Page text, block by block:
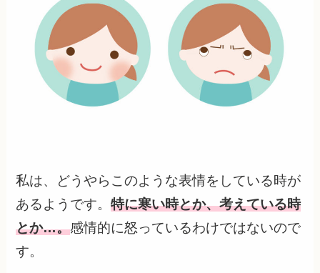
私は、どうやらこのような表情をしている時が
あるようです。特に寒い時とか、考えている時
とか…。感情的に怒っているわけではないので
す。